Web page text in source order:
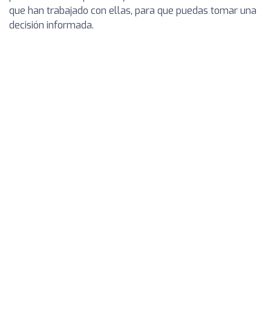
que han trabajado con ellas, para que puedas tomar una
decisión informada.